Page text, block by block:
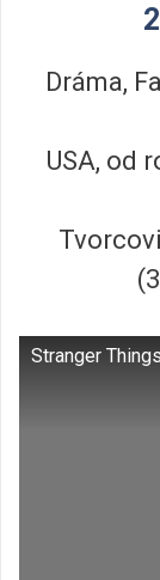
Dráma,
USA, od
Stranger